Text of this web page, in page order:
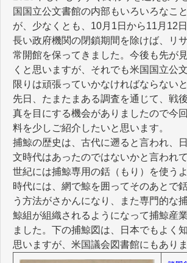
国国立公文書館の内部もいろいろなこ
が、少なくとも、10月1日から11月12
長い政府機関の閉鎖期間を除けば、リ
常開館を保ってきました。今後も先が
くと思いますが、それでも米国国立公
限りは頑張っていかなければならない
先日、たまたまある調査を通じて、戦
真を目にする機会がありましたので今
料を少しご紹介したいと思います。
捕鯨の歴史は、古代に遡ると言われ、
文時代はあったのではないかと言われ
世紀には捕鯨専用の銛（もり）を使う
時代には、網で鯨を囲ってそのあとで
う方法がさかんになり、また専門的な
鯨組が組織されるようになって捕鯨産
ました。下の捕鯨図は、日本でもよく
思いますが、米国議会図書館にもありま